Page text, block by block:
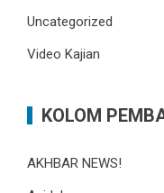
Uncategorized
Video Kajian
KOLOM
AKHBAR NEWS!